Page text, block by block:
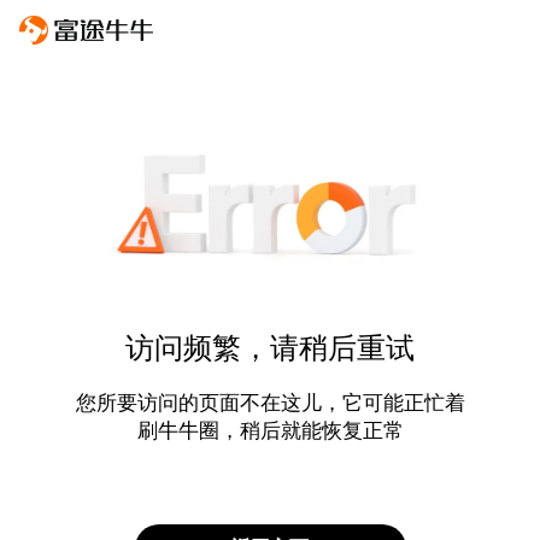
访问频繁，请稍后重试
您所要访问的页面不在这儿，它可能正忙着
刷牛牛圈，稍后就能恢复正常